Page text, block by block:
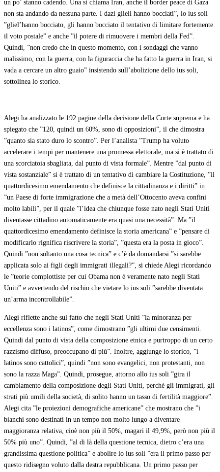
un po’ stanno cadendo. Una si chiama Iran, anche il border peace di Gaza
non sta andando da nessuna parte. I dazi glieli hanno bocciati”, lo ius soli
”gliel’hanno bocciato, gli hanno bocciato il tentativo di limitare fortemente
il voto postale” e anche ”il potere di rimuovere i membri della Fed”.
Quindi, ”non credo che in questo momento, con i sondaggi che vanno
malissimo, con la guerra, con la figuraccia che ha fatto la guerra in Iran, si
vada a cercare un altro guaio” insistendo sull’abolizione dello ius soli,
sottolinea lo storico.
Alegi ha analizzato le 192 pagine della decisione della Corte suprema e ha
spiegato che ”120, quindi un 60%, sono di opposizioni”, il che dimostra
”quanto sia stato duro lo scontro”. Per l’analista ”Trump ha voluto
accelerare i tempi per mantenere una promessa elettorale, ma si è trattato di
una scorciatoia sbagliata, dal punto di vista formale”. Mentre ”dal punto di
vista sostanziale” si è trattato di un tentativo di cambiare la Costituzione, ”il
quattordicesimo emendamento che definisce la cittadinanza e i diritti” in
”un Paese di forte immigrazione che a metà dell’Ottocento aveva confini
molto labili”, per il quale ”l’idea che chiunque fosse nato negli Stati Uniti
diventasse cittadino automaticamente era quasi una necessità”. Ma ”il
quattordicesimo emendamento definisce la storia americana” e ”pensare di
modificarlo rignifica riscrivere la storia”, ”questa era la posta in gioco”.
Quindi ”non soltanto una cosa tecnica” e c’è da domandarsi ”si sarebbe
applicata solo ai figli degli immigrati illegali?”, si chiede Alegi ricordando
le ”teorie complottiste per cui Obama non è veramente nato negli Stati
Uniti” e avvertendo del rischio che vietare lo ius soli ”sarebbe diventata
un’arma incontrollabile”.
Alegi riflette anche sul fatto che negli Stati Uniti ”la minoranza per
eccellenza sono i latinos”, come dimostrano ”gli ultimi due censimenti.
Quindi dal punto di vista della composizione etnica e purtroppo di un certo
razzismo diffuso, preoccupano di più”. Inoltre, aggiunge lo storico, ”i
latinos sono cattolici”, quindi ”non sono evangelici, non protestanti, non
sono la razza Maga”. Quindi, prosegue, attorno allo ius soli ”gira il
cambiamento della composizione degli Stati Uniti, perché gli immigrati, gli
strati più umili della società, di solito hanno un tasso di fertilità maggiore”.
Alegi cita ”le proiezioni demografiche americane” che mostrano che ”i
bianchi sono destinati in un tempo non molto lungo a diventare
maggioranza relativa, cioè non più il 50%, magari il 49,9%, però non più il
50% più uno”. Quindi, ”al di là della questione tecnica, dietro c’era una
grandissima questione politica” e abolire lo ius soli ”era il primo passo per
questo ridisegno voluto dalla destra repubblicana. Un primo passo per